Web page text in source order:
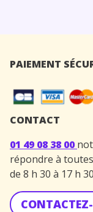
PAIEMENT
CONTACT
01 49 08 38 00
répondre à
de 8 h 30 à 17 h